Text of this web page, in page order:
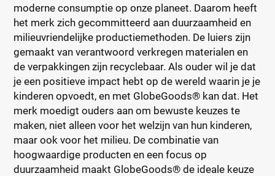
moderne consumptie op onze planeet. Daarom heeft
het merk zich gecommitteerd aan duurzaamheid en
milieuvriendelijke productiemethoden. De luiers zijn
gemaakt van verantwoord verkregen materialen en
de verpakkingen zijn recyclebaar. Als ouder wil je dat
je een positieve impact hebt op de wereld waarin je je
kinderen opvoedt, en met GlobeGoods® kan dat. Het
merk moedigt ouders aan om bewuste keuzes te
maken, niet alleen voor het welzijn van hun kinderen,
maar ook voor het milieu. De combinatie van
hoogwaardige producten en een focus op
duurzaamheid maakt GlobeGoods® de ideale keuze